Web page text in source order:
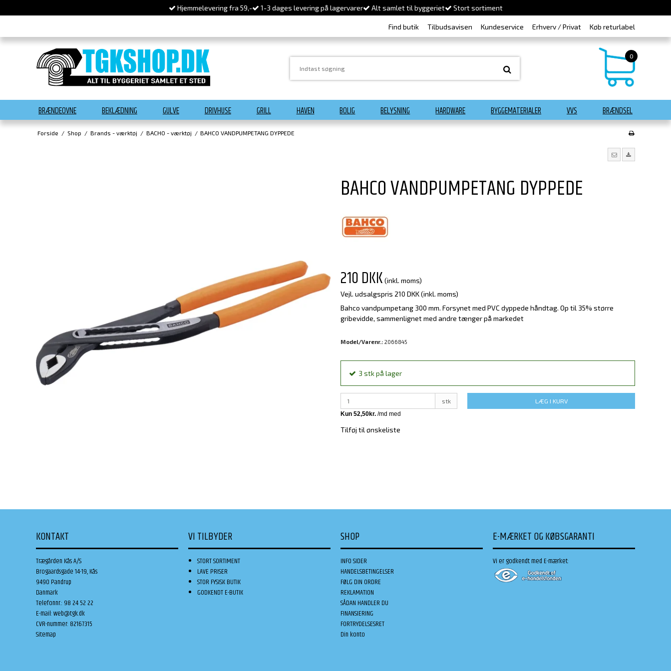
Hjemmelevering fra 59,- 1-3 dages levering på lagervarer Alt samlet til byggeriet Stort sortiment
Find butik Tilbudsavisen Kundeservice Erhverv / Privat Køb returlabel
0
BRÆNDEOVNE BEKLÆDNING GULVE DRIVHUSE GRILL HAVEN BOLIG BELYSNING HARDWARE BYGGEMATERIALER VVS BRÆNDSEL
Forside / Shop / Brands - værktøj / BACHO - værktøj / BAHCO VANDPUMPETANG DYPPEDE
BAHCO VANDPUMPETANG DYPPEDE
210 DKK (inkl. moms)
Vejl. udsalgspris 210 DKK(inkl. moms)
Bahco vandpumpetang 300 mm. Forsynet med PVC dyppede håndtag. Op til 35% større
gribevidde, sammenlignet med andre tænger på markedet
Model/Varenr.: 2066845
3 stkpå lager
stk LÆG I KURV
Tilføj til ønskeliste
KONTAKT
Trægården Kås A/S
Brogaardsgade 14-19, Kås
9490 Pandrup
Danmark
Telefonnr.: 98 24 52 22
E-mail:web@tgk.dk
CVR-nummer: 82167315
Sitemap
VI TILBYDER
STORT SORTIMENT
LAVE PRISER
STOR FYSISK BUTIK
GODKENDT E-BUTIK
SHOP
INFO SIDER
HANDELSBETINGELSER
FØLG DIN ORDRE
REKLAMATION
SÅDAN HANDLER DU
FINANSIERING
FORTRYDELSESRET
Din konto
E-MÆRKET OG KØBSGARANTI
Vi er godkendt med E-mærket: